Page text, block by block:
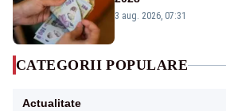
3 aug. 2026, 07:31
CATEGORII POPULARE
Actualitate